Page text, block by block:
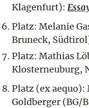
Klagenfurt):
Platz: Melanie
Bruneck,
Platz: Mathias
Klosterneuburg,
Platz (ex
Goldberger (BG/